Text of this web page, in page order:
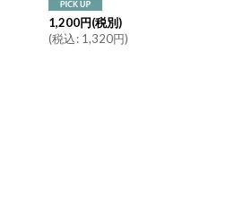
1,200円(税別)
(税込: 1,320円)